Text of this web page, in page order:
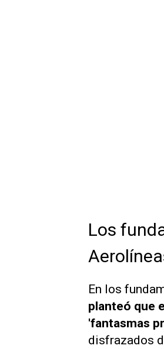
Los
En los
planteó que
'fantasmas
disfrazados